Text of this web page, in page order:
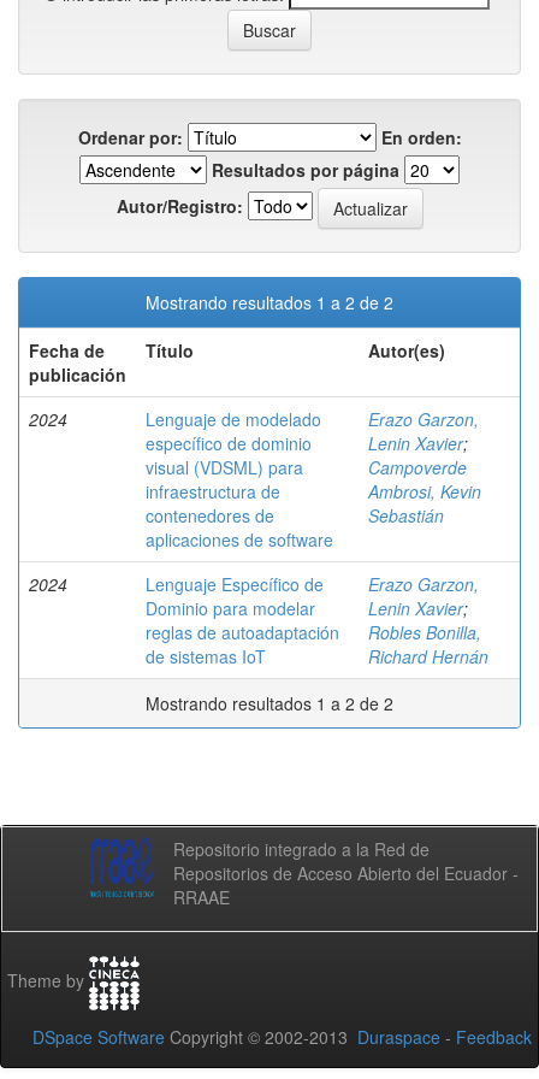
Ordenar por:
En orden:
Resultados por página
Autor/Registro:
Mostrando resultados 1 a 2 de 2
Fecha de
publicación
Título Autor(es)
2024
Lenguaje de modelado
específico de dominio
visual (VDSML) para
infraestructura de
contenedores de
aplicaciones de software
Erazo Garzon,
Lenin Xavier;
Campoverde
Ambrosi, Kevin
Sebastián
2024
Lenguaje Específico de
Dominio para modelar
reglas de autoadaptación
de sistemas IoT
Erazo Garzon,
Lenin Xavier;
Robles Bonilla,
Richard Hernán
Mostrando resultados 1 a 2 de 2
Repositorio integrado a la Red de
Repositorios de Acceso Abierto del Ecuador -
RRAAE
Theme by
DSpace Software Copyright © 2002-2013 Duraspace - Feedback